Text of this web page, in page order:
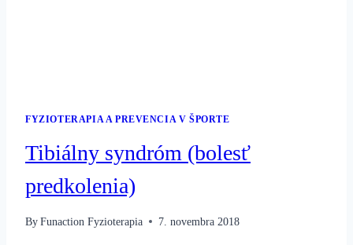
FYZIOTERAPIA A PREVENCIA V ŠPORTE
Tibiálny syndróm (bolesť
predkolenia)
By Funaction Fyzioterapia 7. novembra 2018